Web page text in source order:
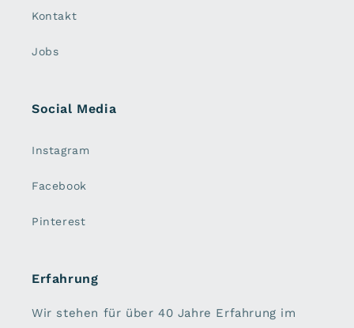
Kontakt
Jobs
Social Media
Instagram
Facebook
Pinterest
Erfahrung
Wir stehen für über 40 Jahre Erfahrung im